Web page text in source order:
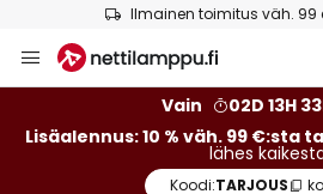
Ilmainen toimitus väh. 99
to
Vain
02D 13H
Lisäalennus: 10 % väh. 99 €:sta
lähes
Koodi:TARJOUS